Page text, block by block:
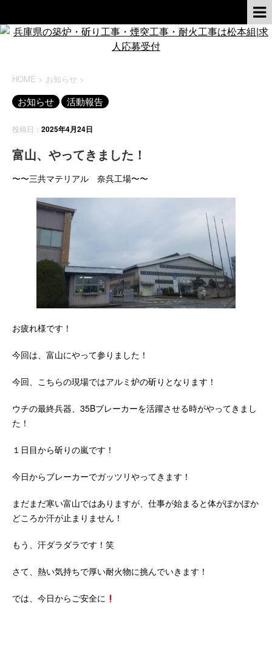
HOME > お知らせ >
お知らせ 活動報告
投稿日： 2025年4月24日
富山、やってきました！
〜〜三共マテリアル 奈呉工場〜〜
お疲れ様です！
今回は、富山にやって参りました！
今回、こちらの現場ではアルミ炉の斫りとなります！
ウチの最終兵器、35Bブレーカーを活躍させる時がやってきまし
た！
１日目から斫りの嵐です！
今日からブレーカーでガッツリやってきます！
まだまだ寒い富山ではありますが、仕事が始まると体がぽかぽか
どころか汗が止まりません！
もう、汗ダラダラです！笑
さて、熱い気持ちで厚い耐火物に挑んでいきます！
では、今日からご安全に